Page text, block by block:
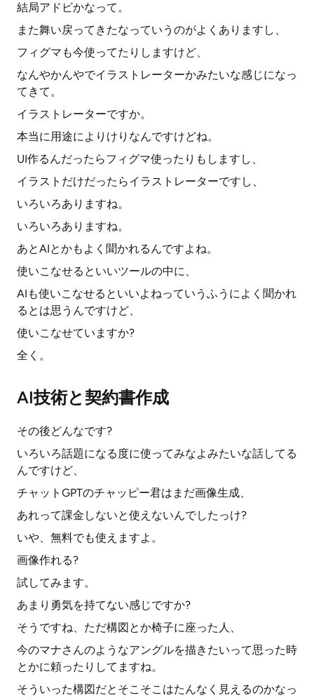
結局アドビかなって。
また舞い戻ってきたなっていうのがよくありますし、
フィグマも今使ってたりしますけど、
なんやかんやでイラストレーターかみたいな感じになっ
てきて。
イラストレーターですか。
本当に用途によりけりなんですけどね。
UI作るんだったらフィグマ使ったりもしますし、
イラストだけだったらイラストレーターですし、
いろいろありますね。
いろいろありますね。
あとAIとかもよく聞かれるんですよね。
使いこなせるといいツールの中に、
AIも使いこなせるといいよねっていうふうによく聞かれ
るとは思うんですけど、
使いこなせていますか?
全く。
AI技術と契約書作成
その後どんなです?
いろいろ話題になる度に使ってみなよみたいな話してる
んですけど、
チャットGPTのチャッピー君はまだ画像生成、
あれって課金しないと使えないんでしたっけ?
いや、無料でも使えますよ。
画像作れる?
試してみます。
あまり勇気を持てない感じですか?
そうですね、ただ構図とか椅子に座った人、
今のマナさんのようなアングルを描きたいって思った時
とかに頼ったりしてますね。
そういった構図だとそこそこはたんなく見えるのかなっ